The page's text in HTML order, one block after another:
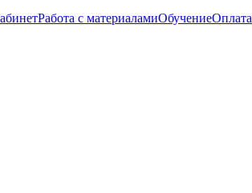
Работа с материаламиОбучениеОплата